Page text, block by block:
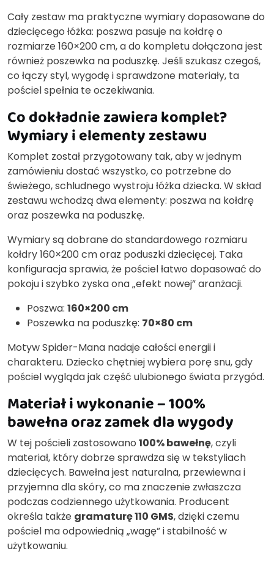
Cały zestaw ma praktyczne wymiary dopasowane do
dziecięcego łóżka: poszwa pasuje na kołdrę o
rozmiarze 160×200 cm, a do kompletu dołączona jest
również poszewka na poduszkę. Jeśli szukasz czegoś,
co łączy styl, wygodę i sprawdzone materiały, ta
pościel spełnia te oczekiwania.
Co dokładnie zawiera komplet?
Wymiary i elementy zestawu
Komplet został przygotowany tak, aby w jednym
zamówieniu dostać wszystko, co potrzebne do
świeżego, schludnego wystroju łóżka dziecka. W skład
zestawu wchodzą dwa elementy: poszwa na kołdrę
oraz poszewka na poduszkę.
Wymiary są dobrane do standardowego rozmiaru
kołdry 160×200 cm oraz poduszki dziecięcej. Taka
konfiguracja sprawia, że pościel łatwo dopasować do
pokoju i szybko zyska ona „efekt nowej” aranżacji.
Poszwa: 160×200 cm
Poszewka na poduszkę: 70×80 cm
Motyw Spider-Mana nadaje całości energii i
charakteru. Dziecko chętniej wybiera porę snu, gdy
pościel wygląda jak część ulubionego świata przygód.
Materiał i wykonanie – 100%
bawełna oraz zamek dla wygody
W tej pościeli zastosowano 100% bawełnę, czyli
materiał, który dobrze sprawdza się w tekstyliach
dziecięcych. Bawełna jest naturalna, przewiewna i
przyjemna dla skóry, co ma znaczenie zwłaszcza
podczas codziennego użytkowania. Producent
określa także gramaturę 110 GMS, dzięki czemu
pościel ma odpowiednią „wagę” i stabilność w
użytkowaniu.